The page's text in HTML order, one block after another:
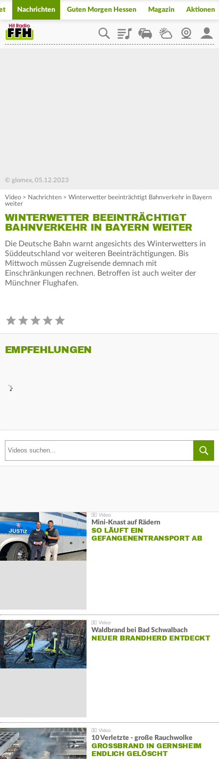
Nachrichten Guten Morgen Hessen Magazin Aktionen
PlaylistStaupilotWetterWebcam
© glomex, 05.12.2023
Video > Nachrichten > Winterwetter beeinträchtigt Bahnverkehr in Bayern
weiter
WINTERWETTER BEEINTRÄCHTIGT
BAHNVERKEHR IN BAYERN WEITER
Die Deutsche Bahn warnt angesichts des Winterwetters in
Süddeutschland vor weiteren Beeinträchtigungen. Bis
Mittwoch müssen Zugreisende demnach mit
Einschränkungen rechnen. Betroffen ist auch weiter der
Münchner Flughafen.
EMPFEHLUNGEN
Mini-Knast auf Rädern
SO LÄUFT EIN
GEFANGENENTRANSPORT AB
Waldbrand bei Bad Schwalbach
NEUER BRANDHERD ENTDECKT
10 Verletzte - große Rauchwolke
GROSSBRAND IN GERNSHEIM E
NDLICH GELÖSCHT